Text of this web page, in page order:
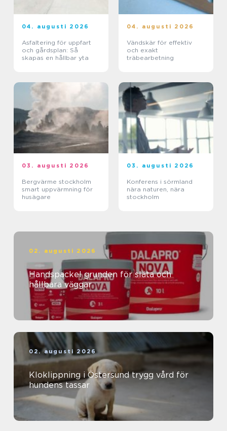
04. augusti 2026
Asfaltering för uppfart
och gårdsplan: Så
skapas en hållbar yta
04. augusti 2026
Vändskär för effektiv
och exakt
träbearbetning
03. augusti 2026
Bergvärme stockholm
smart uppvärmning för
husägare
03. augusti 2026
Konferens i sörmland
nära naturen, nära
stockholm
02. augusti 2026
Handspackel grunden för släta och
hållbara väggar
02. augusti 2026
Kloklippning i Östersund trygg vård för
hundens tassar